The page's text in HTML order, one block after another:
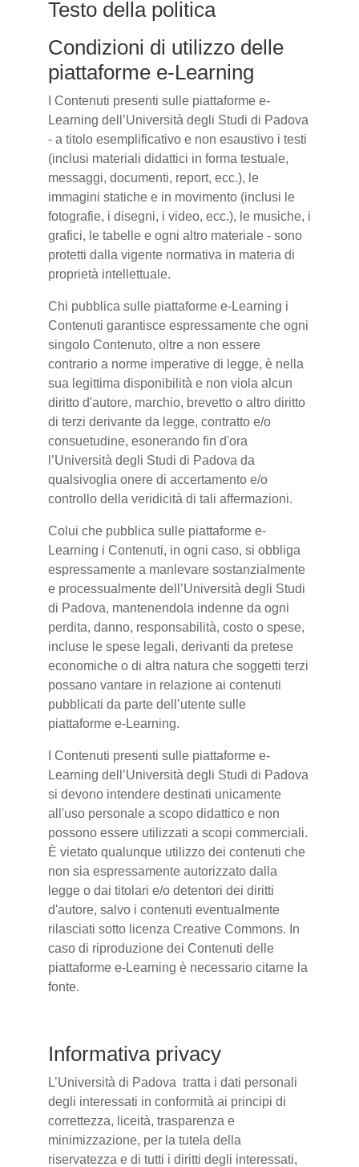
Testo della politica
Condizioni di utilizzo delle
piattaforme e-Learning
I Contenuti presenti sulle piattaforme e-
Learning dell’Università degli Studi di Padova
- a titolo esemplificativo e non esaustivo i testi
(inclusi materiali didattici in forma testuale,
messaggi, documenti, report, ecc.), le
immagini statiche e in movimento (inclusi le
fotografie, i disegni, i video, ecc.), le musiche, i
grafici, le tabelle e ogni altro materiale - sono
protetti dalla vigente normativa in materia di
proprietà intellettuale.
Chi pubblica sulle piattaforme e-Learning i
Contenuti garantisce espressamente che ogni
singolo Contenuto, oltre a non essere
contrario a norme imperative di legge, è nella
sua legittima disponibilità e non viola alcun
diritto d'autore, marchio, brevetto o altro diritto
di terzi derivante da legge, contratto e/o
consuetudine, esonerando fin d'ora
l’Università degli Studi di Padova da
qualsivoglia onere di accertamento e/o
controllo della veridicità di tali affermazioni.
Colui che pubblica sulle piattaforme e-
Learning i Contenuti, in ogni caso, si obbliga
espressamente a manlevare sostanzialmente
e processualmente dell’Università degli Studi
di Padova, mantenendola indenne da ogni
perdita, danno, responsabilità, costo o spese,
incluse le spese legali, derivanti da pretese
economiche o di altra natura che soggetti terzi
possano vantare in relazione ai contenuti
pubblicati da parte dell’utente sulle
piattaforme e-Learning.
I Contenuti presenti sulle piattaforme e-
Learning dell’Università degli Studi di Padova
si devono intendere destinati unicamente
all'uso personale a scopo didattico e non
possono essere utilizzati a scopi commerciali.
È vietato qualunque utilizzo dei contenuti che
non sia espressamente autorizzato dalla
legge o dai titolari e/o detentori dei diritti
d'autore, salvo i contenuti eventualmente
rilasciati sotto licenza Creative Commons. In
caso di riproduzione dei Contenuti delle
piattaforme e-Learning è necessario citarne la
fonte.
Informativa privacy
L’Università di Padova tratta i dati personali
degli interessati in conformità ai principi di
correttezza, liceità, trasparenza e
minimizzazione, per la tutela della
riservatezza e di tutti i diritti degli interessati,